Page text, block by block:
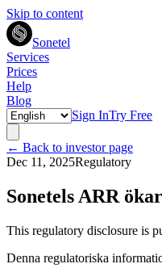
Skip to content
Sonetel
Services
Prices
Help
Blog
Sign InTry Free
← Back to investor page
Dec 11, 2025Regulatory
Sonetels ARR
This regulatory disclosure is
Denna regulatoriska